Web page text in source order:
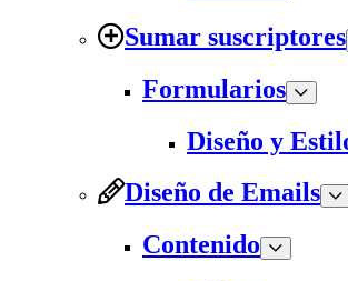
Sumar suscriptores
Formularios
Diseño y
Diseño de Emails
Contenido